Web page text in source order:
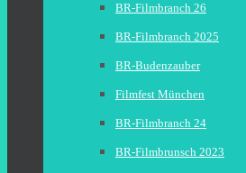
BR-Filmbranch 26
BR-Filmbranch 2025
BR-Budenzauber
Filmfest München
BR-Filmbranch 24
BR-Filmbrunsch 2023